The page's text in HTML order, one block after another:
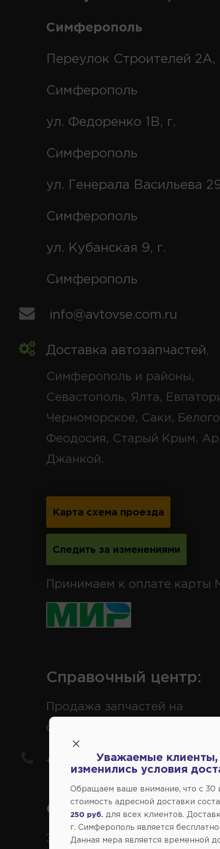
Симферополь
Переулок Строителей 2А,
Симферополь
ул. Федоренко 1В, г.
Симферополь
ул. Генерала Васильева
Симферополь
ул. Кубанская 9, г.
Симферополь
info@avtovse.com.ru
Доставка автозапчастей,
Симферополь и районы,
Севастополь, Ялта,
Черноморское, Саки,
Феодосия, Старый Крым,
Джанкой.
Карта схема проезда
Следить за изменениями
Принимаем к оплате карты
Справочный центр:
Продажа запчастей на
отечественные авто
+7(978) 206-206-5
Справочный центр:
Заказ шин, дисков,
Уважаемые клиенты,
изменились условия
Обращаем ваше внимание, что c 30
стоимость адресной доставки
250 руб. для всех клиентов.
г. Симферополь является
Данная мера является временной